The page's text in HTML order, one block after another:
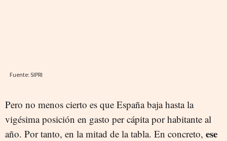
Pero no menos cierto es que España baja hasta la
vigésima posición en gasto per cápita por habitante al
año. Por tanto, en la mitad de la tabla. En concreto, ese